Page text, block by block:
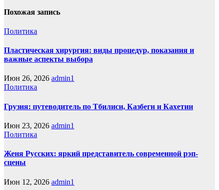
Похожая запись
Политика
Пластическая хирургия: виды процедур, показания и
важные аспекты выбора
Июн 26, 2026 admin1
Политика
Грузия: путеводитель по Тбилиси, Казбеги и Кахетии
Июн 23, 2026 admin1
Политика
Женя Русских: яркий представитель современной рэп-
сцены
Июн 12, 2026 admin1